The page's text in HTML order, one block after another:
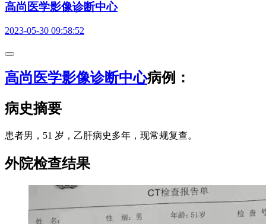
高尚医学影像诊断中心
2023-05-30 09:58:52
高尚医学影像诊断中心病例：
病史摘要
患者男，51 岁，乙肝病史多年，现常规复查。
外院检查结果